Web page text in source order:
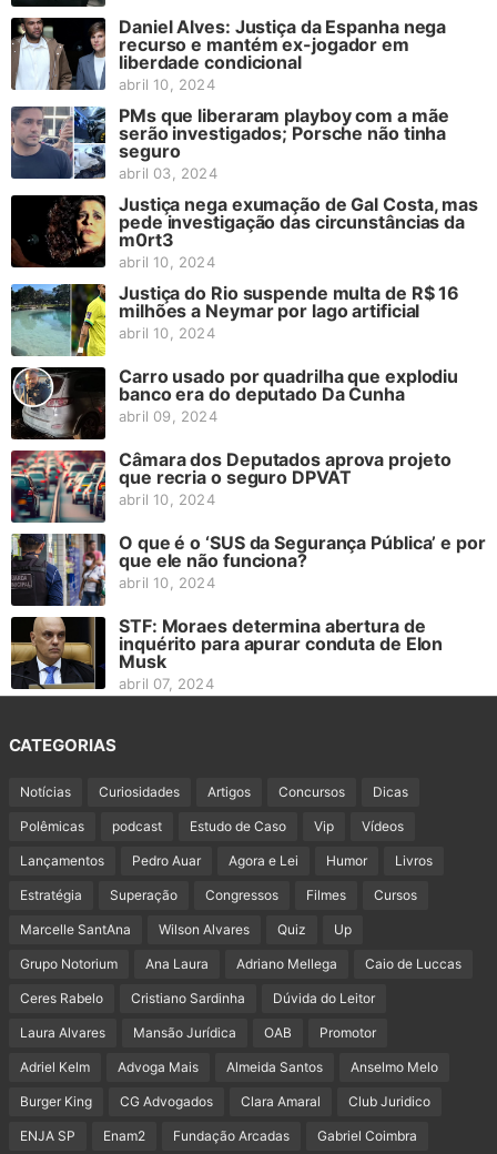
Daniel Alves: Justiça da Espanha nega
recurso e mantém ex-jogador em
liberdade condicional
abril 10, 2024
PMs que liberaram playboy com a mãe
serão investigados; Porsche não tinha
seguro
abril 03, 2024
Justiça nega exumação de Gal Costa, mas
pede investigação das circunstâncias da
m0rt3
abril 10, 2024
Justiça do Rio suspende multa de R$ 16
milhões a Neymar por lago artificial
abril 10, 2024
Carro usado por quadrilha que explodiu
banco era do deputado Da Cunha
abril 09, 2024
Câmara dos Deputados aprova projeto
que recria o seguro DPVAT
abril 10, 2024
O que é o ‘SUS da Segurança Pública’ e por
que ele não funciona?
abril 10, 2024
STF: Moraes determina abertura de
inquérito para apurar conduta de Elon
Musk
abril 07, 2024
CATEGORIAS
Notícias Curiosidades Artigos Concursos Dicas
Polêmicas podcast Estudo de Caso Vip Vídeos
Lançamentos Pedro Auar Agora e Lei Humor Livros
Estratégia Superação Congressos Filmes Cursos
Marcelle SantAna Wilson Alvares Quiz Up
Grupo Notorium Ana Laura Adriano Mellega Caio de Luccas
Ceres Rabelo Cristiano Sardinha Dúvida do Leitor
Laura Alvares Mansão Jurídica OAB Promotor
Adriel Kelm Advoga Mais Almeida Santos Anselmo Melo
Burger King CG Advogados Clara Amaral Club Juridico
ENJA SP Enam2 Fundação Arcadas Gabriel Coimbra